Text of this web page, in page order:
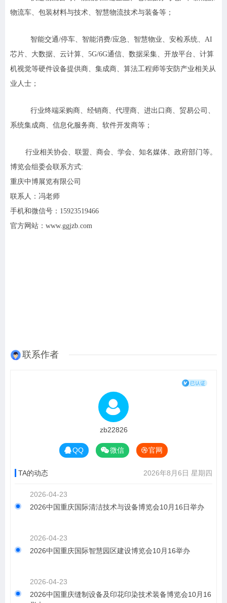
物流车、包装材料与技术、智慧物流技术与装备等；
智能交通/停车、智能消费/应急、智慧物业、安检系统、AI
芯片、大数据、云计算、5G/6G通信、数据采集、开放平台、计算
机视觉等硬件设备提供商、集成商、算法工程师等安防产业相关从
业人士；
行业终端采购商、经销商、代理商、进出口商、贸易公司、
系统集成商、信息化服务商、软件开发商等；
行业相关协会、联盟、商会、学会、知名媒体、政府部门等。
博览会组委会联系方式:
重庆中博展览有限公司
联系人：冯老师
手机和微信号：15923519466
官方网站：www.ggjzb.com
联系作者
zb22826
QQ 微信 官网
TA的动态 2026年8月6日 星期四
2026-04-23
2026中国重庆国际清洁技术与设备博览会10月16日举办
2026-04-23
2026中国重庆国际智慧园区建设博览会10月16举办
2026-04-23
2026中国重庆缝制设备及印花印染技术装备博览会10月16